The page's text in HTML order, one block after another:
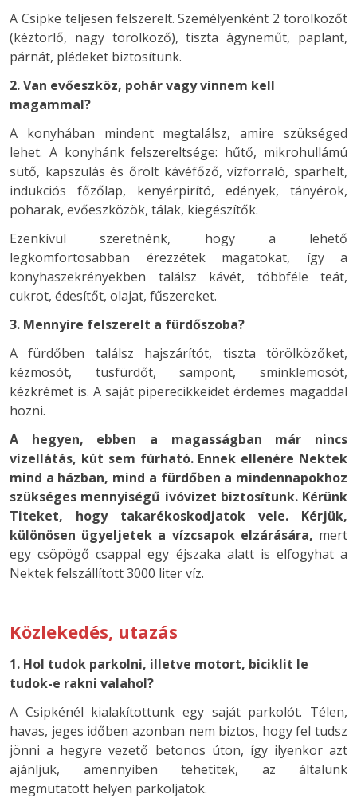
A Csipke teljesen felszerelt. Személyenként 2 törölközőt
(kéztörlő, nagy törölköző), tiszta ágyneműt, paplant,
párnát, plédeket biztosítunk.
2. Van evőeszköz, pohár vagy vinnem kell
magammal?
A konyhában mindent megtalálsz, amire szükséged
lehet. A konyhánk felszereltsége: hűtő, mikrohullámú
sütő, kapszulás és őrölt kávéfőző, vízforraló, sparhelt,
indukciós főzőlap, kenyérpirító, edények, tányérok,
poharak, evőeszközök, tálak, kiegészítők.
Ezenkívül szeretnénk, hogy a lehető
legkomfortosabban érezzétek magatokat, így a
konyhaszekrényekben találsz kávét, többféle teát,
cukrot, édesítőt, olajat, fűszereket.
3. Mennyire felszerelt a fürdőszoba?
A fürdőben találsz hajszárítót, tiszta törölközőket,
kézmosót, tusfürdőt, sampont, sminklemosót,
kézkrémet is. A saját piperecikkeidet érdemes magaddal
hozni.
A hegyen, ebben a magasságban már nincs
vízellátás, kút sem fúrható. Ennek ellenére Nektek
mind a házban, mind a fürdőben a mindennapokhoz
szükséges mennyiségű ivóvizet biztosítunk. Kérünk
Titeket, hogy takarékoskodjatok vele. Kérjük,
különösen ügyeljetek a vízcsapok elzárására, mert
egy csöpögő csappal egy éjszaka alatt is elfogyhat a
Nektek felszállított 3000 liter víz.
Közlekedés, utazás
1. Hol tudok parkolni, illetve motort, biciklit le
tudok-e rakni valahol?
A Csipkénél kialakítottunk egy saját parkolót. Télen,
havas, jeges időben azonban nem biztos, hogy fel tudsz
jönni a hegyre vezető betonos úton, így ilyenkor azt
ajánljuk, amennyiben tehetitek, az általunk
megmutatott helyen parkoljatok.